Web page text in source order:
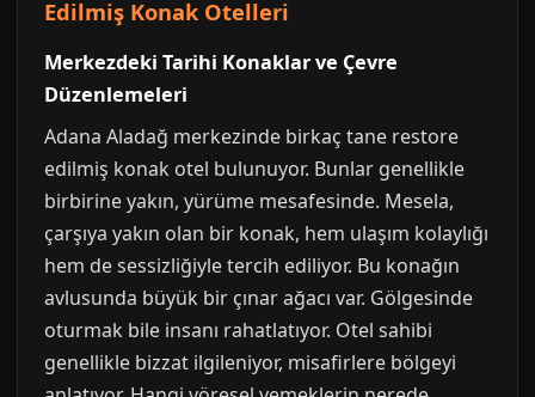
Edilmiş Konak Otelleri
Merkezdeki Tarihi Konaklar ve Çevre
Düzenlemeleri
Adana Aladağ merkezinde birkaç tane restore
edilmiş konak otel bulunuyor. Bunlar genellikle
birbirine yakın, yürüme mesafesinde. Mesela,
çarşıya yakın olan bir konak, hem ulaşım kolaylığı
hem de sessizliğiyle tercih ediliyor. Bu konağın
avlusunda büyük bir çınar ağacı var. Gölgesinde
oturmak bile insanı rahatlatıyor. Otel sahibi
genellikle bizzat ilgileniyor, misafirlere bölgeyi